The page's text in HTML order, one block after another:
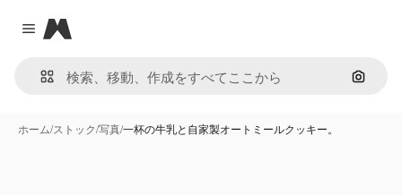
Close menu
Magnific
画像で
ホーム/ストック/写真/一杯の牛乳と自家製オートミールクッキー。